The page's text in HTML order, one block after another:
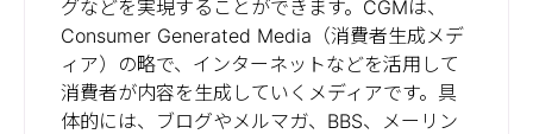
グなどを実現することができます。CGMは、
Consumer Generated Media（消費者生成メデ
ィア）の略で、インターネットなどを活用して
消費者が内容を生成していくメディアです。具
体的には、ブログやメルマガ、BBS、メーリン